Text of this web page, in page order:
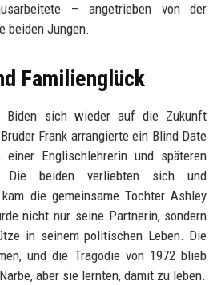
– angetrieben von der
beiden Jungen.
Familienglück
Biden sich wieder auf die Zukunft
Frank arrangierte ein Blind Date
Englischlehrerin und späteren
Die beiden verliebten sich und
die gemeinsame Tochter Ashley
nicht nur seine Partnerin, sondern
in seinem politischen Leben. Die
und die Tragödie von 1972 blieb
aber sie lernten, damit zu leben.